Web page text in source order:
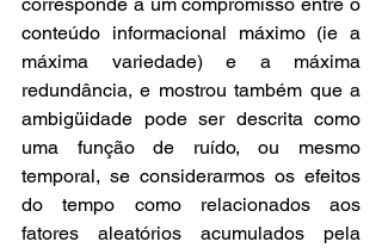
conteúdo informacional máximo (ie a
máxima variedade) e a máxima
redundância, e mostrou também que a
ambigüidade pode ser descrita como
uma função de ruído, ou mesmo
temporal, se considerarmos os efeitos
do tempo como relacionados aos
fatores aleatórios acumulados pela